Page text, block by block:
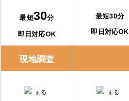
最短30分
即日対応OK
最短30分
即日対応OK
現地調査